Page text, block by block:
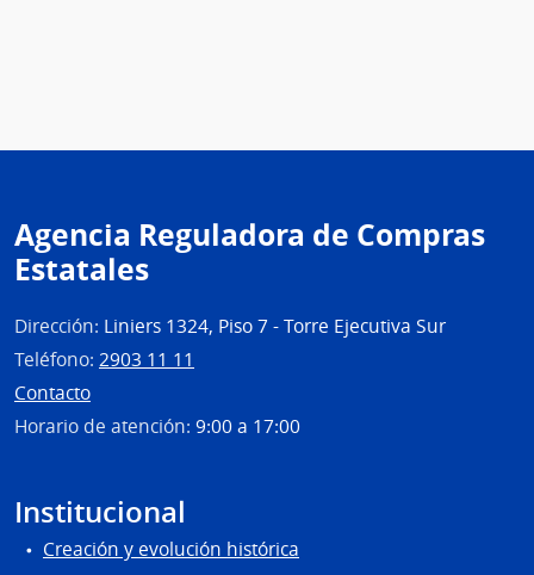
Agencia Reguladora de Compras
Estatales
Dirección: Liniers 1324, Piso 7 - Torre Ejecutiva Sur
Teléfono: 2903 11 11
Contacto
Horario de atención: 9:00 a 17:00
Institucional
Creación y evolución histórica